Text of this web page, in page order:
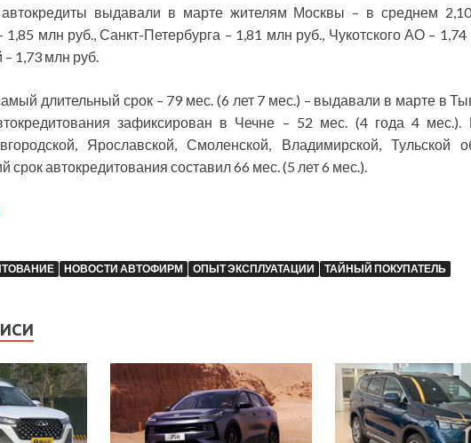
выдавали в марте жителям Москвы – в среднем
1,85 млн руб., Санкт-Петербурга – 1,81 млн руб., Чукотского АО –
1,73 млн руб.
длительный срок – 79 мес. (6 лет 7 мес.) – выдавали в марте в
зафиксирован в Чечне – 52 мес. (4 года 4 мес.).
Ярославской, Смоленской, Владимирской, Тульской
срок автокредитования составил 66 мес. (5 лет 6 мес.).
НОВОСТИ АВТОФИРМ ОПЫТ ЭКСПЛУАТАЦИИ ТАЙНЫЙ ПОКУПАТЕЛЬ